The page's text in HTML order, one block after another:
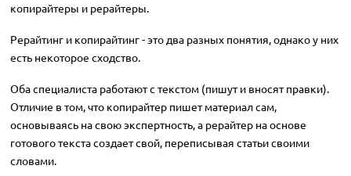
копирайтеры и рерайтеры.
Рерайтинг и копирайтинг - это два разных понятия, однако у них
есть некоторое сходство.
Оба специалиста работают с текстом (пишут и вносят правки).
Отличие в том, что копирайтер пишет материал сам,
основываясь на свою экспертность, а рерайтер на основе
готового текста создает свой, переписывая статьи своими
словами.